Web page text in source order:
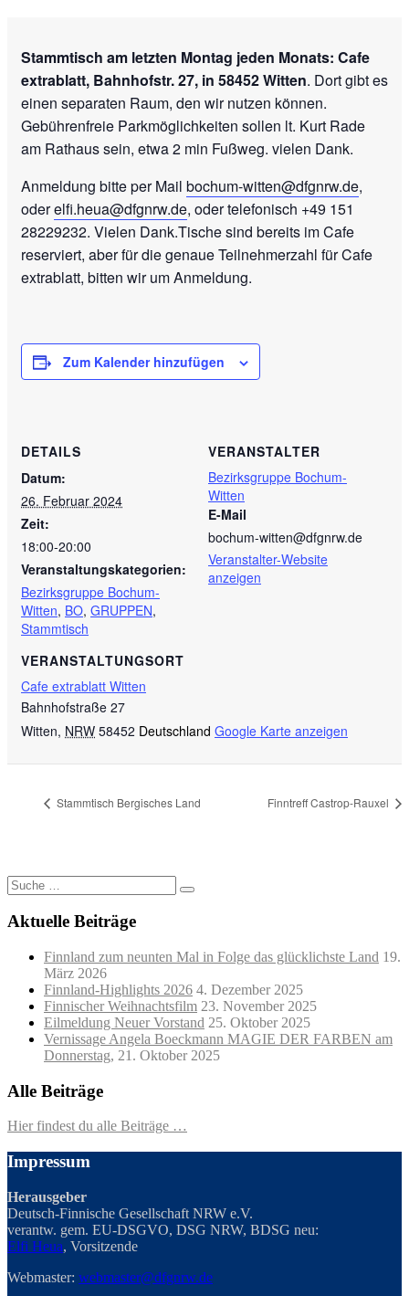
Stammtisch am letzten Montag jeden Monats: Cafe
extrablatt, Bahnhofstr. 27, in 58452 Witten. Dort gibt es
einen separaten Raum, den wir nutzen können.
Gebührenfreie Parkmöglichkeiten sollen lt. Kurt Rade
am Rathaus sein, etwa 2 min Fußweg. vielen Dank.
Anmeldung bitte per Mail bochum-witten@dfgnrw.de,
oderelfi.heua@dfgnrw.de, oder telefonisch +49 151
28229232. Vielen Dank.Tische sind bereits im Cafe
reserviert, aber für die genaue Teilnehmerzahl für Cafe
extrablatt, bitten wir um Anmeldung.
Zum Kalender hinzufügen
DETAILS
Datum:
26. Februar 2024
Zeit:
18:00-20:00
Veranstaltungskategorien:
Bezirksgruppe Bochum-
Witten, BO, GRUPPEN,
Stammtisch
VERANSTALTUNGSORT
Cafe extrablatt Witten
Bahnhofstraße 27
Witten, NRW 58452 Deutschland Google Karte anzeigen
VERANSTALTER
Bezirksgruppe Bochum-
Witten
E-Mail
bochum-witten@dfgnrw.de
Veranstalter-Website
anzeigen
Stammtisch Bergisches Land Finntreff Castrop-Rauxel
Suche
nach:
Aktuelle Beiträge
Finnland zum neunten Mal in Folge das glücklichste Land 19.
März 2026
Finnland-Highlights 2026 4. Dezember 2025
Finnischer Weihnachtsfilm 23. November 2025
Eilmeldung Neuer Vorstand 25. Oktober 2025
Vernissage Angela Boeckmann MAGIE DER FARBEN am
Donnerstag, 21. Oktober 2025
Alle Beiträge
Hier findest du alle Beiträge …
Impressum
Herausgeber
Deutsch-Finnische Gesellschaft NRW e.V.
verantw. gem. EU-DSGVO, DSG NRW, BDSG neu:
Elfi Heua, Vorsitzende
Webmaster: webmaster@dfgnrw.de